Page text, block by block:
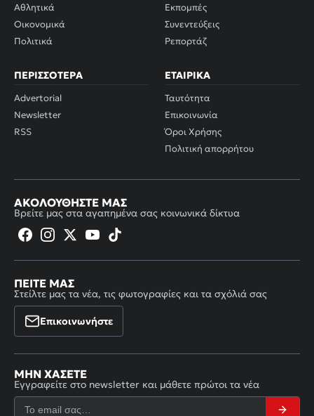
Αθλητικά
Οικονομικά
Πολιτικά
Εκπομπές
Συνεντεύξεις
Ρεπορτάζ
ΠΕΡΙΣΣΌΤΕΡΑ
Advertorial
Newsletter
RSS
ΕΤΑΙΡΙΚΆ
Ταυτότητα
Επικοινωνία
Όροι Χρήσης
Πολιτική απορρήτου
ΑΚΟΛΟΥΘΉΣΤΕ ΜΑΣ
Βρείτε μας στα αγαπημένα σας κοινωνικά δίκτυα
ΠΕΊΤΕ ΜΑΣ
Στείλτε μας τα νέα, τις φωτογραφίες και τα σχόλιά σας
Επικοινωνήστε
ΜΗΝ ΧΆΣΕΤΕ
Εγγραφείτε στο newsletter και μάθετε πρώτοι τα νέα